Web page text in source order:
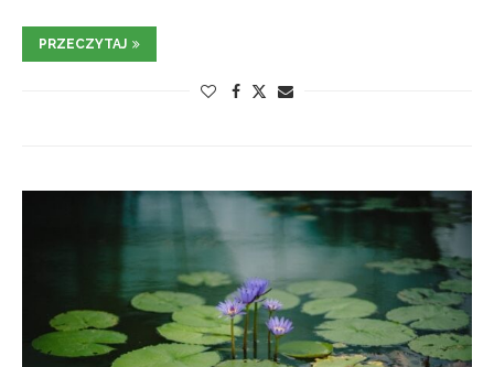
PRZECZYTAJ